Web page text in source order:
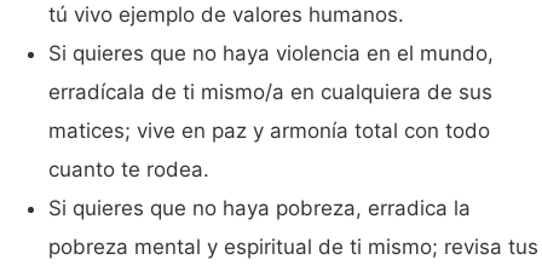
tú vivo ejemplo de valores humanos.
Si quieres que no haya violencia en el mundo,
erradícala de ti mismo/a en cualquiera de sus
matices; vive en paz y armonía total con todo
cuanto te rodea.
Si quieres que no haya pobreza, erradica la
pobreza mental y espiritual de ti mismo; revisa tus